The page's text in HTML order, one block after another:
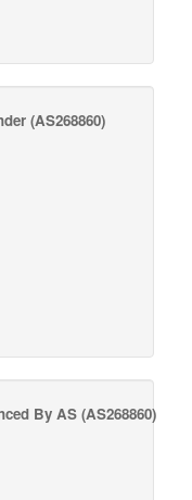
(AS268860)
By AS(AS268860)